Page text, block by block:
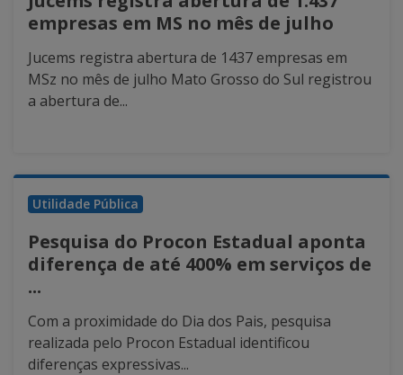
empresas em MS no mês de julho
Jucems registra abertura de 1437 empresas em
MSz no mês de julho Mato Grosso do Sul registrou
a abertura de...
Utilidade Pública
Pesquisa do Procon Estadual aponta
diferença de até 400% em serviços de
...
Com a proximidade do Dia dos Pais, pesquisa
realizada pelo Procon Estadual identificou
diferenças expressivas...